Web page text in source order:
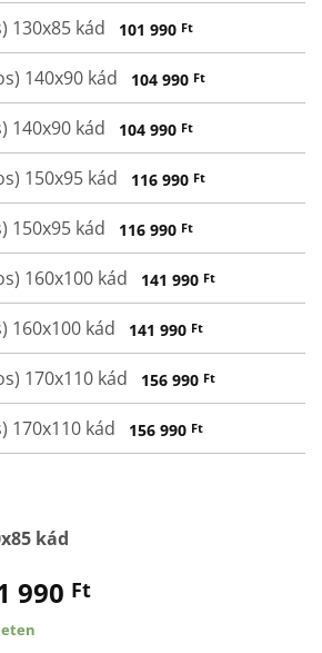
130x85 kád 101 990 Ft
140x90 kád 104 990 Ft
140x90 kád 104 990 Ft
150x95 kád 116 990 Ft
150x95 kád 116 990 Ft
160x100 kád 141 990 Ft
160x100 kád 141 990 Ft
170x110 kád 156 990 Ft
170x110 kád 156 990 Ft
kád
990 Ft